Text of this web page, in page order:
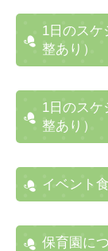
1日のス
整あり）
1日のス
整あり）
イベント食
保育園に